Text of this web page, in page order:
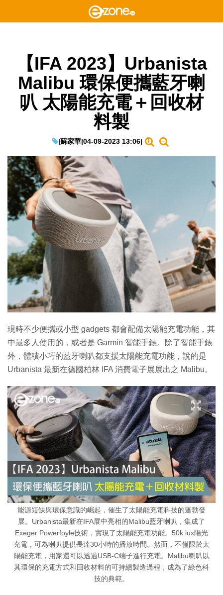
【IFA 2023】Urbanista
Malibu 環保便攜藍牙喇
叭 太陽能充電＋回收材
料製
|蘇家華|04-09-2023 13:06|
現時不少便攜或小型 gadgets 都會配備太陽能充電功能，其
中最多人使用的，或者是 Garmin 智能手錶。除了智能手錶
外，體積小巧的藍牙喇叭都支援太陽能充電功能，說的是
Urbanista 最新在德國柏林 IFA 消費電子展展出之 Malibu。
能源短缺與環保意識的崛起，催生了太陽能充電科技的蓬勃發
展。Urbanista最新在IFA展中亮相的Malibu藍牙喇叭，集成了
Exeger Powerfoyle技術，實現了太陽能充電功能。50k lux陽光
充電，可為喇叭提供長達30小時的播放時間。然而，不僅限於太
陽能充電，用家還可以透過USB-C端子進行充電。Malibu喇叭以
其環保的充電方式和回收材料的可持續製造過程，成為了綠色科
技的典範。